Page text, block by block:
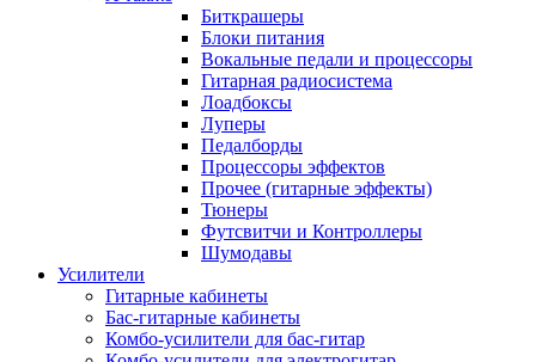
Биткрашеры
Блоки питания
Вокальные педали и процессоры
Гитарная радиосистема
Лоадбоксы
Луперы
Педалборды
Процессоры эффектов
Прочее (гитарные эффекты)
Тюнеры
Футсвитчи и Контроллеры
Шумодавы
Усилители
Гитарные кабинеты
Бас-гитарные кабинеты
Комбо-усилители для бас-гитар